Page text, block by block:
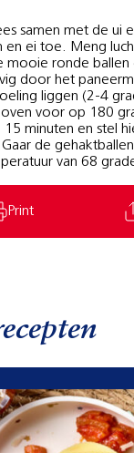
samen met de ui
en ei toe. Meng
mooie ronde
door het
liggen (2-4
voor op 180
15 minuten en stel
de
van 68
Print